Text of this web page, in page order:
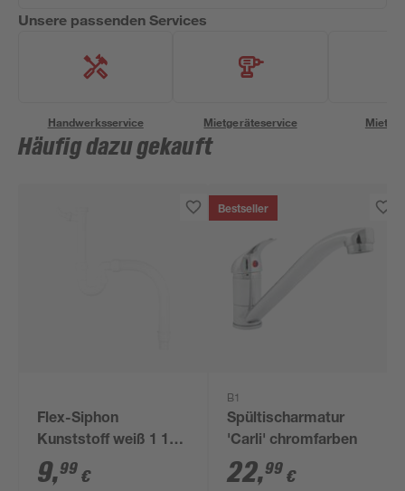
Unsere passenden Services
Handwerksservice Mietgeräteservice
Häufig dazu gekauft
Flex-Siphon
Kunststoff weiß 1 1/2'
x 40/50 mm
9,99 €
Bestseller
B1
Spültischarmatur
'Carli' chromfarben
22,99 €